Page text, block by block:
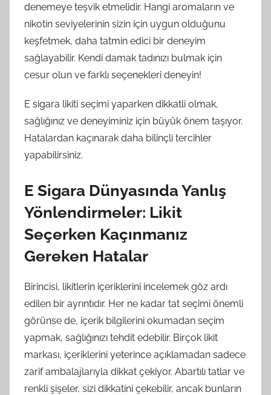
denemeye teşvik etmelidir. Hangi aromaların ve
nikotin seviyelerinin sizin için uygun olduğunu
keşfetmek, daha tatmin edici bir deneyim
sağlayabilir. Kendi damak tadınızı bulmak için
cesur olun ve farklı seçenekleri deneyin!
E sigara likiti seçimi yaparken dikkatli olmak,
sağlığınız ve deneyiminiz için büyük önem taşıyor.
Hatalardan kaçınarak daha bilinçli tercihler
yapabilirsiniz.
E Sigara Dünyasında Yanlış
Yönlendirmeler: Likit
Seçerken Kaçınmanız
Gereken Hatalar
Birincisi, likitlerin içeriklerini incelemek göz ardı
edilen bir ayrıntıdır. Her ne kadar tat seçimi önemli
görünse de, içerik bilgilerini okumadan seçim
yapmak, sağlığınızı tehdit edebilir. Birçok likit
markası, içeriklerini yeterince açıklamadan sadece
zarif ambalajlarıyla dikkat çekiyor. Abartılı tatlar ve
renkli şişeler, sizi dikkatini çekebilir, ancak bunların